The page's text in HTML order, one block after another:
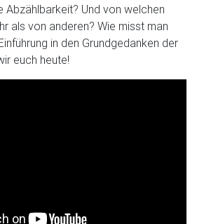
Abzählbarkeit? Und von welchen
als von anderen? Wie misst man
in den Grundgedanken der
euch heute!